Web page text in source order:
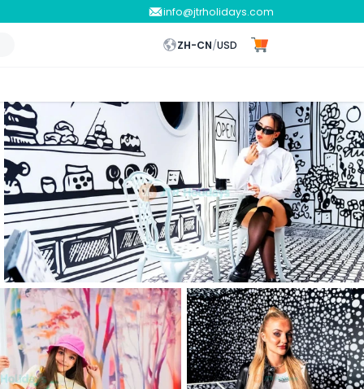
info@jtrholidays.com
ZH-CN/USD